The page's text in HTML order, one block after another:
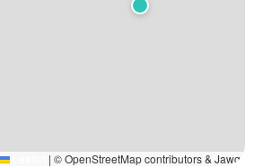
| © OpenStreetMap contributors & Jawg